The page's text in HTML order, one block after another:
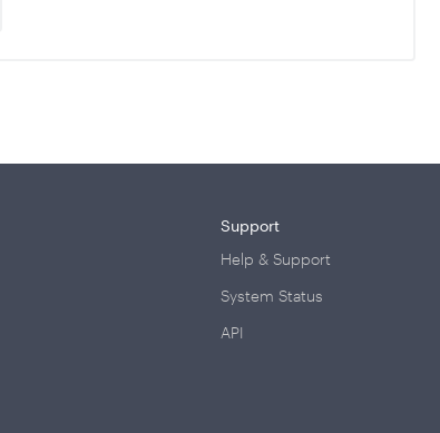
Support
Help & Support
System Status
API